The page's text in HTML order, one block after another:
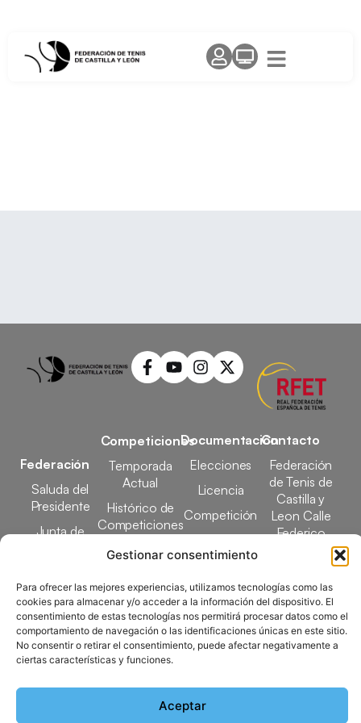
Gestionar consentimiento
Para ofrecer las mejores experiencias, utilizamos tecnologías como las
cookies para almacenar y/o acceder a la información del dispositivo. El
consentimiento de estas tecnologías nos permitirá procesar datos como el
comportamiento de navegación o las identificaciones únicas en este sitio.
No consentir o retirar el consentimiento, puede afectar negativamente a
ciertas características y funciones.
Aceptar
Federación
Saluda del
Presidente
Junta de
Elecciones
Clubes
Federados
Competiciones
Temporada
Actual
Histórico de
Competiciones
Designaciones
Documentación
Elecciones
Licencia
Competición
Docencia
Contacto
Federación
de Tenis de
Castilla y
Leon Calle
Federico
García Lorca,
Valladolid
983 24 94 26
Copyright © 2025 Federación de Tenis de Castilla y León |
Desarrollado por